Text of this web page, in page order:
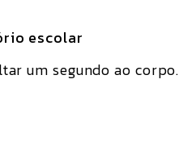
escolar
um segundo ao corpo.